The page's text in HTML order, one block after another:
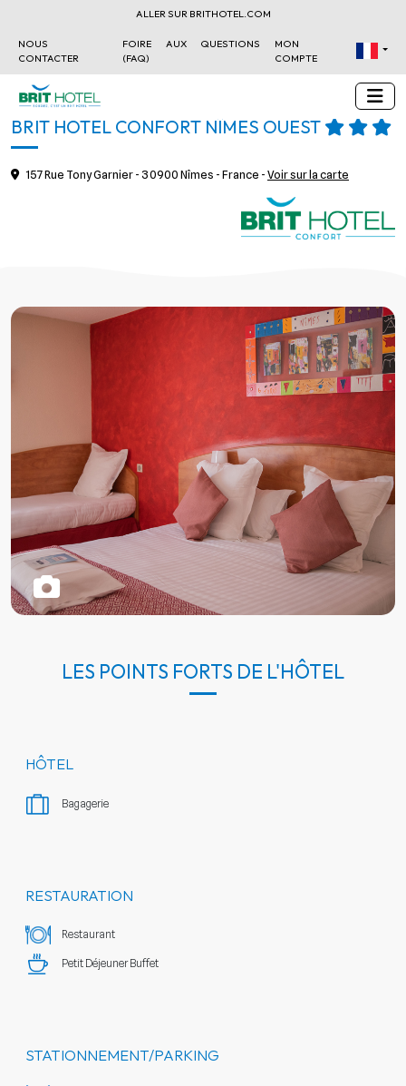
ALLER SUR BRITHOTEL.COM
NOUS
CONTACTER
FOIRE AUX QUESTIONS
(FAQ)
MON
COMPTE
BRIT HOTEL CONFORT NÎMES OUEST
157 Rue Tony Garnier - 30900 Nîmes - France - Voir sur la carte
LES POINTS FORTS DE L'HÔTEL
HÔTEL
Bagagerie
RESTAURATION
Restaurant
Petit Déjeuner Buffet
STATIONNEMENT/PARKING